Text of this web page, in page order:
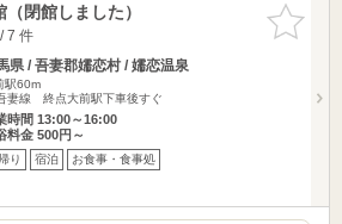
お気に入
りに追加
閉館しました）
7 件
県 / 吾妻郡嬬恋村 / 嬬恋温泉
駅60m
妻線 終点大前駅下車後すぐ
時間 13:00～16:00
料金 500円～
り 宿泊 お食事・食事処